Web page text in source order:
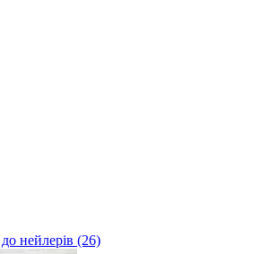
нейлерів (26)